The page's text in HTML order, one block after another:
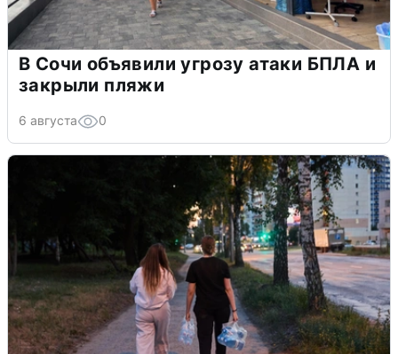
В Сочи объявили угрозу атаки БПЛА и
закрыли пляжи
6 августа 0